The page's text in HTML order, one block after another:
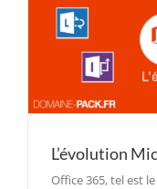
L’évolution
Office 365, tel est